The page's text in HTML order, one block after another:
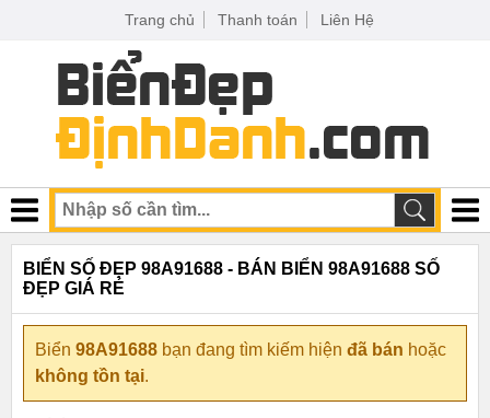
Trang chủ Thanh toán Liên Hệ
BIỂN SỐ ĐẸP 98A91688 - BÁN BIỂN 98A91688 SỐ
ĐẸP GIÁ RẺ
Biển 98A91688 bạn đang tìm kiếm hiện đã bán hoặc
không tồn tại.